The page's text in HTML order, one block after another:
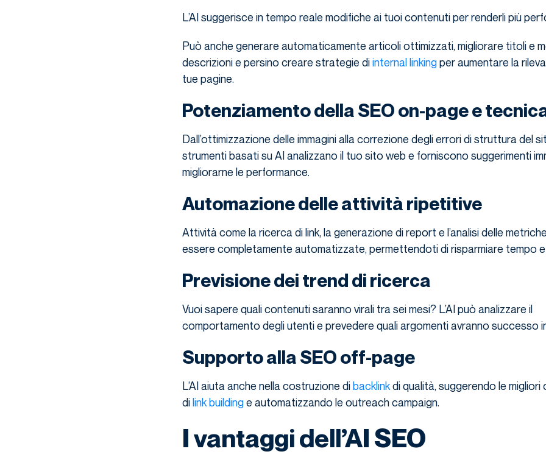
L’AI suggerisce in tempo reale modifiche ai tuoi contenuti per renderli più
Può anche generare automaticamente articoli ottimizzati, migliorare titoli e
descrizioni e persino creare strategie diinternal linkingper aumentare la
tue pagine.
Potenziamento della SEO on-page e
Dall’ottimizzazione delle immagini alla correzione degli errori di struttura del
strumenti basati su AI analizzano il tuo sito web e forniscono suggerimenti
migliorarne le performance.
Automazione delle attività ripetitive
Attività come la ricerca di link, la generazione di report e l’analisi delle
essere completamente automatizzate, permettendoti di risparmiare tempo
Previsione dei trend di ricerca
Vuoi sapere quali contenuti saranno virali tra sei mesi? L’AI può analizzare il
comportamento degli utenti e prevedere quali argomenti avranno successo
Supporto alla SEO off-page
L’AI aiuta anche nella costruzione dibacklinkdi qualità, suggerendo le
dilink buildinge automatizzando le outreach campaign.
I vantaggi dell’AI SEO